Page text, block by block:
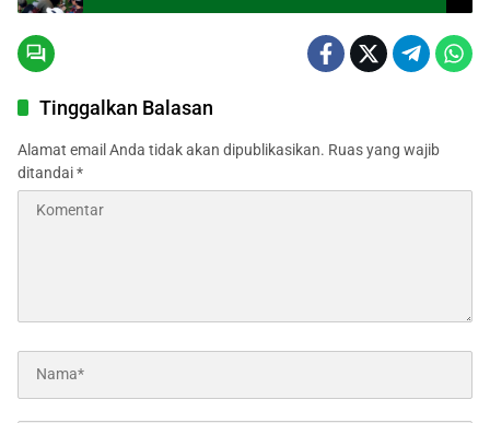
Kemenangan Bedas Jilid 2
Tinggalkan Balasan
Alamat email Anda tidak akan dipublikasikan. Ruas yang wajib
ditandai*